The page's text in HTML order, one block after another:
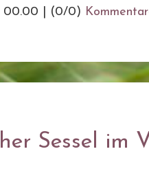
00.00 (0/0)
Sessel im